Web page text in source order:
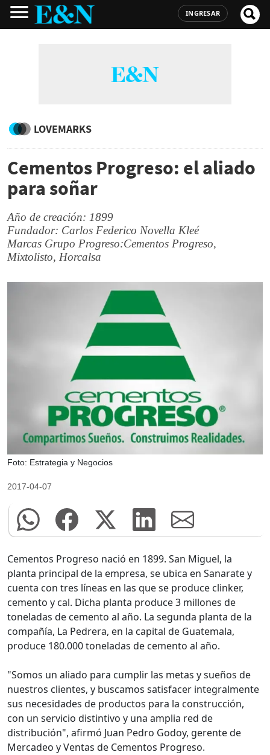
INGRESAR
LOVEMARKS
Cementos Progreso: el aliado
para soñar
Año de creación: 1899
Fundador: Carlos Federico Novella Kleé
Marcas Grupo Progreso:Cementos Progreso,
Mixtolisto, Horcalsa
Foto: Estrategia y Negocios
2017-04-07
Cementos Progreso nació en 1899. San Miguel, la
planta principal de la empresa, se ubica en Sanarate y
cuenta con tres líneas en las que se produce clinker,
cemento y cal. Dicha planta produce 3 millones de
toneladas de cemento al año. La segunda planta de la
compañía, La Pedrera, en la capital de Guatemala,
produce 180.000 toneladas de cemento al año.
"Somos un aliado para cumplir las metas y sueños de
nuestros clientes, y buscamos satisfacer integralmente
sus necesidades de productos para la construcción,
con un servicio distintivo y una amplia red de
distribución", afirmó Juan Pedro Godoy, gerente de
Mercadeo y Ventas de Cementos Progreso.